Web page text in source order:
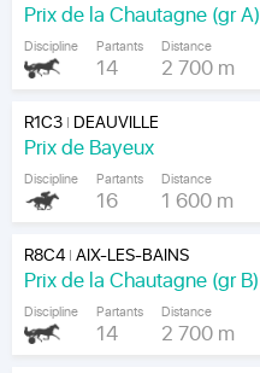
Prix de la Chautagne (gr A)
Discipline Partants
14
Distance
2 700 m
R1C3| DEAUVILLE
Prix de Bayeux
Discipline Partants
16
Distance
1 600 m
R8C4|AIX-LES-BAINS
Prix de la Chautagne (gr B)
Discipline Partants
14
Distance
2 700 m